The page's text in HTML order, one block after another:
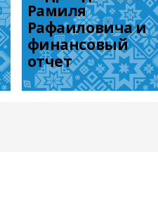
Рамиля
Рафаиловича и
финансовый
отчет